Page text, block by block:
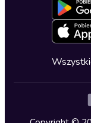
Kryminały
Oferta
Blog
Cykle